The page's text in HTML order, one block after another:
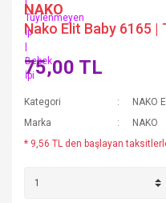
NAKO
Nako Elit Baby 6165 |
75,00 TL
Kategori
NAKO
Marka
NAKO
* 9,56 TL den başlayan